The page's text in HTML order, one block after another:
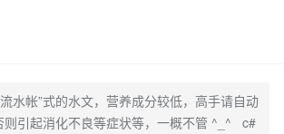
水帐”式的水文，营养成分较低，高手请自动
则引起消化不良等症状等，一概不管 ^_^ c#